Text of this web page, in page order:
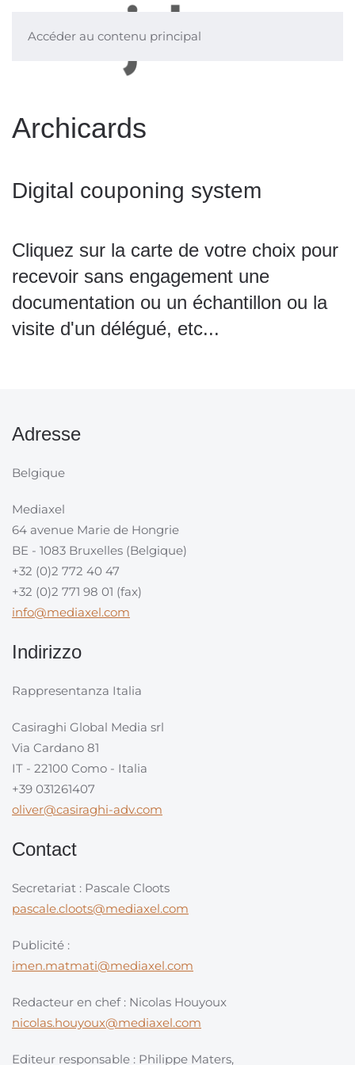
Accéder au contenu principal
Archicards
Digital couponing system
Cliquez sur la carte de votre choix pour
recevoir sans engagement une
documentation ou un échantillon ou la
visite d'un délégué, etc...
Adresse
Belgique
Mediaxel
64 avenue Marie de Hongrie
BE - 1083 Bruxelles (Belgique)
+32 (0)2 772 40 47
+32 (0)2 771 98 01 (fax)
info@mediaxel.com
Indirizzo
Rappresentanza Italia
Casiraghi Global Media srl
Via Cardano 81
IT - 22100 Como - Italia
+39 031261407
oliver@casiraghi-adv.com
Contact
Secretariat : Pascale Cloots
pascale.cloots@mediaxel.com
Publicité :
imen.matmati@mediaxel.com
Redacteur en chef : Nicolas Houyoux
nicolas.houyoux@mediaxel.com
Editeur responsable : Philippe Maters,